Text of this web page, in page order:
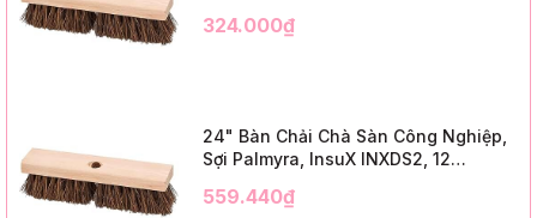
Trim)
324.000₫
24" Bàn Chải Chà Sàn Công Nghiệp,
Sợi Palmyra, InsuX INXDS2, 12
3" Trim)
559.440₫